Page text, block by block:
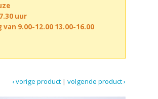
uur
van 9.00-12.00 13.00-16.00
volgende product ›
|
‹ vorige product